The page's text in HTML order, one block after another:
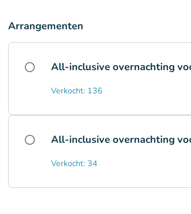
Arrangementen
All-inclusive overnachting
Verkocht: 136
All-inclusive overnachting
Verkocht: 34